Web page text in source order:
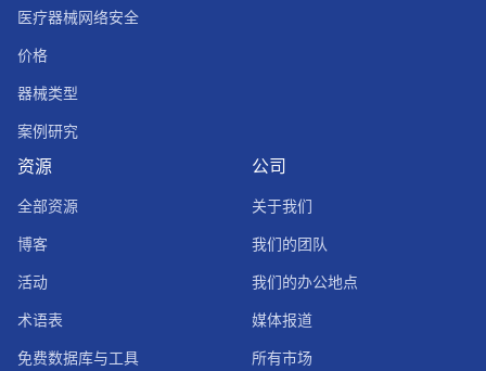
医疗器械网络安全
价格
器械类型
案例研究
资源
全部资源
博客
活动
术语表
免费数据库与工具
公司
关于我们
我们的团队
我们的办公地点
媒体报道
所有市场